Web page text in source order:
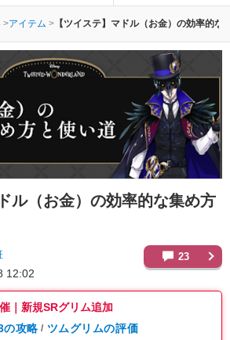
アイテム 【ツイステ】マドル（お金）の効率的な
ル（お金）の効率的な集め方
12:02
23
｜新規SRグリム追加
の攻略 / ツムグリムの評価